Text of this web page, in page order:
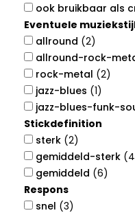
ook bruikbaar als
Eventuele
allround (2)
allround-rock-
rock-metal (2)
jazz-blues (1)
jazz-blues-funk-
Stickdefinition
sterk (2)
gemiddeld-sterk
gemiddeld (6)
Respons
snel (3)